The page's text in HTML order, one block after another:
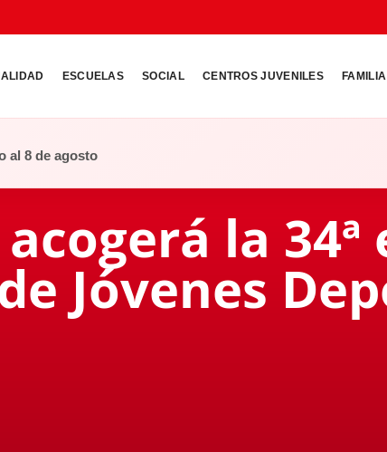
ESCUELAS SOCIAL CENTROS JUVENILES
al 8 de agosto
la
Jóvenes